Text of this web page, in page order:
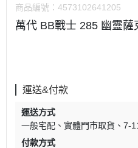
商品編號： 4573102641205
萬代 BB戰士 285 幽靈薩
運送&付款
運送方式
一般宅配
實體門市取貨
7-
付款方式